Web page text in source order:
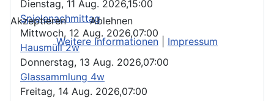
Dienstag, 11 Aug. 2026,15:00
Spielenachmittag
Mittwoch, 12 Aug. 2026,07:00
Hausmüll 2w
Donnerstag, 13 Aug. 2026,07:00
Glassammlung 4w
Freitag, 14 Aug. 2026,07:00
Akzeptieren
Ablehnen
Weitere Informationen
Impressum